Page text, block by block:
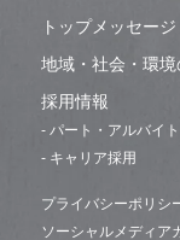
トップメッセージ
地域・社会・環境
採用情報
- パート・アルバイト
- キャリア採用
プライバシーポリシ
ソーシャルメディア